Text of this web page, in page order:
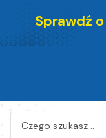
Sprawdź